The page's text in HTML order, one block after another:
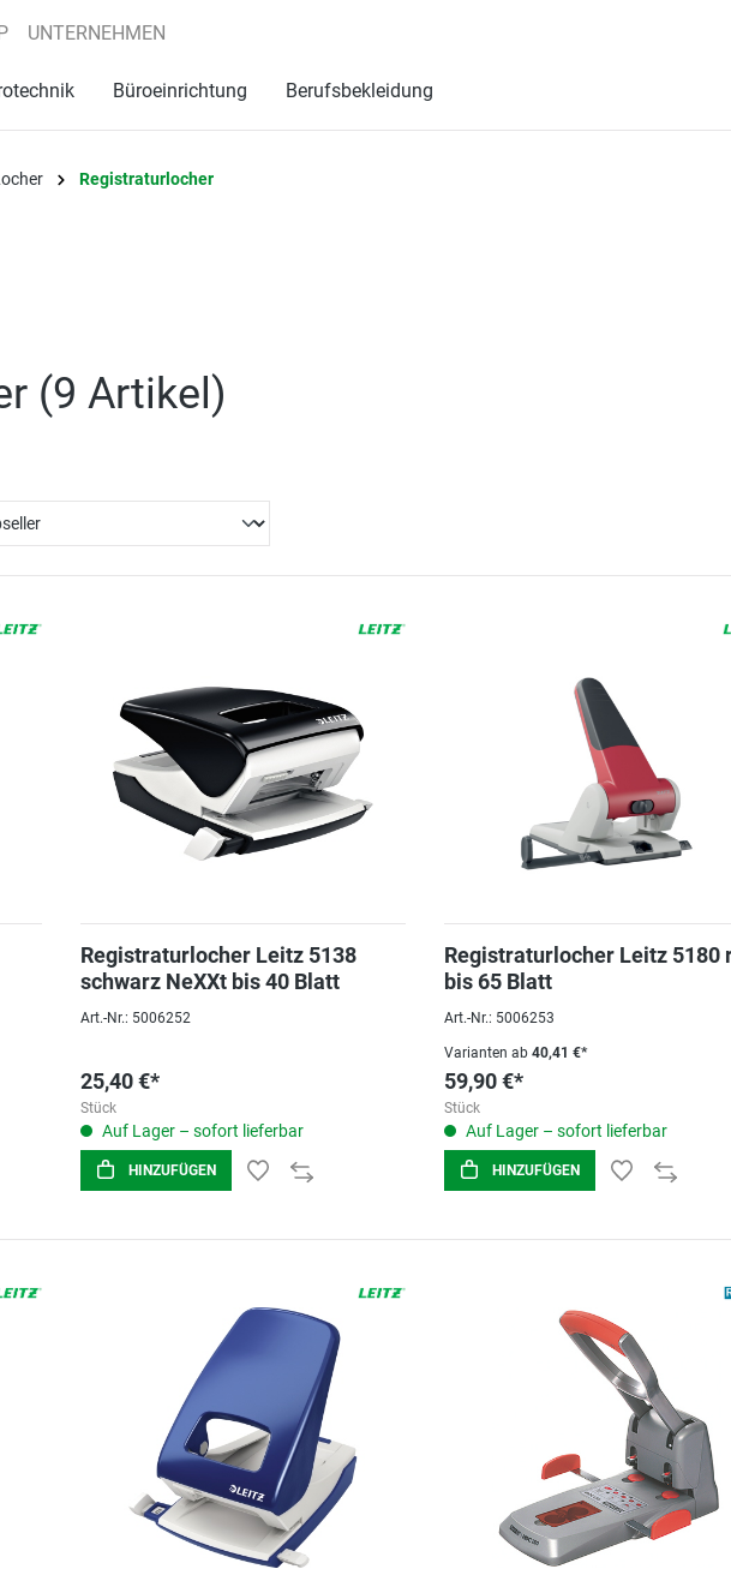
UNTERNEHMEN
Büroeinrichtung Berufsbekleidung
Registraturlocher
(9 Artikel )
Registraturlocher Leitz 5138
schwarz NeXXt bis 40 Blatt
Art.-Nr.: 5006252
25,40 €*
Stück
Auf Lager – sofort lieferbar
HINZUFÜGEN
Registraturlocher Leitz 5180
bis 65 Blatt
Art.-Nr.: 5006253
Varianten ab 40,41 €*
59,90 €*
Stück
Auf Lager – sofort lieferbar
HINZUFÜGEN